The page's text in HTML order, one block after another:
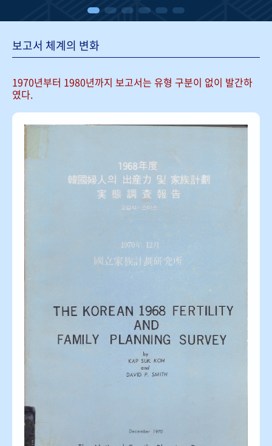
보고서 체계의 변화
1970년부터 1980년까지 보고서는 유형 구분이 없이 발간하
였다.